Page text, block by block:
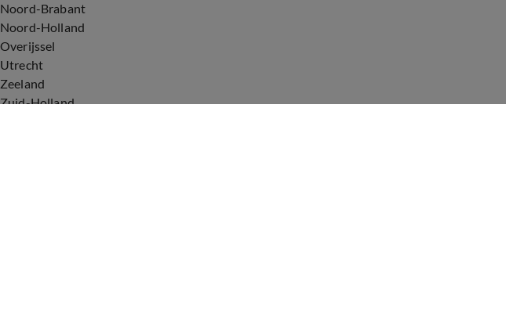
Noord-Brabant
Noord-Holland
Overijssel
Utrecht
Zeeland
Zuid-Holland